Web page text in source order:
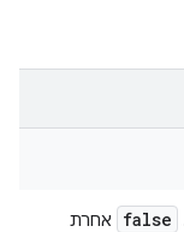
false אחרת